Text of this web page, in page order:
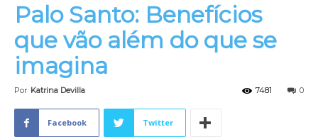
Palo Santo: Benefícios
que vão além do que se
imagina
Por Katrina Devilla 0
7481
Facebook Twitter